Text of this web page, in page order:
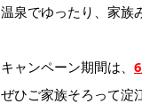
温泉でゆったり、家族
キャンペーン期間は、
ぜひご家族そろって淀